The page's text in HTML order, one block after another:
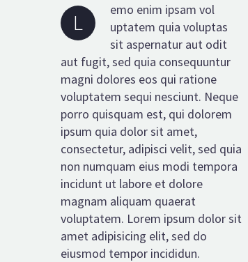
L
emo enim ipsam vol
uptatem quia voluptas
sit aspernatur aut odit
aut fugit, sed quia consequuntur
magni dolores eos qui ratione
voluptatem sequi nesciunt. Neque
porro quisquam est, qui dolorem
ipsum quia dolor sit amet,
consectetur, adipisci velit, sed quia
non numquam eius modi tempora
incidunt ut labore et dolore
magnam aliquam quaerat
voluptatem. Lorem ipsum dolor sit
amet adipisicing elit, sed do
eiusmod tempor incididun.